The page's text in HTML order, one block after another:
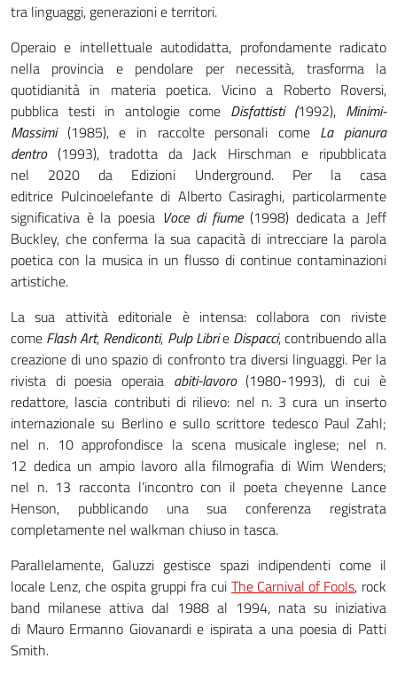
tra linguaggi, generazioni e territori.
Operaio e intellettuale autodidatta, profondamente radicato
nella provincia e pendolare per necessità, trasforma la
quotidianità in materia poetica. Vicino a Roberto Roversi,
pubblica testi in antologie come Disfattisti (1992), Minimi-
Massimi (1985), e in raccolte personali come La pianura
dentro(1993), tradotta da Jack Hirschman e ripubblicata
nel 2020 da Edizioni Underground. Per la casa
editrice Pulcinoelefante di Alberto Casiraghi, particolarmente
significativa è la poesia Voce di fiume(1998) dedicata a Jeff
Buckley, che conferma la sua capacità di intrecciare la parola
poetica con la musica in un flusso di continue contaminazioni
artistiche.
La sua attività editoriale è intensa: collabora con riviste
come Flash Art, Rendiconti, Pulp Librie Dispacci, contribuendo alla
creazione di uno spazio di confronto tra diversi linguaggi. Per la
rivista di poesia operaia abiti-lavoro(1980-1993), di cui è
redattore, lascia contributi di rilievo: nel n. 3 cura un inserto
internazionale su Berlino e sullo scrittore tedesco Paul Zahl;
nel n. 10 approfondisce la scena musicale inglese; nel n.
12 dedica un ampio lavoro alla filmografia di Wim Wenders;
nel n. 13 racconta l’incontro con il poeta cheyenne Lance
Henson, pubblicando una sua conferenza registrata
completamente nel walkman chiuso in tasca.
Parallelamente, Galuzzi gestisce spazi indipendenti come il
locale Lenz, che ospita gruppi fra cui The Carnival of Fools, rock
band milanese attiva dal 1988 al 1994, nata su iniziativa
di Mauro Ermanno Giovanardi e ispirata a una poesia di Patti
Smith.